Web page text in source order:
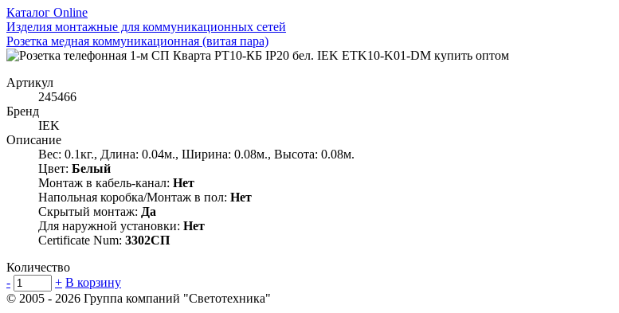
Каталог Online
Изделия монтажные для коммуникационных сетей
Розетка медная коммуникационная (витая пара)
Артикул
245466
Бренд
IEK
Описание
Вес: 0.1кг., Длина: 0.04м., Ширина: 0.08м., Высота: 0.08м.
Цвет: Белый
Монтаж в кабель-канал: Нет
Напольная коробка/Монтаж в пол: Нет
Скрытый монтаж: Да
Для наружной установки: Нет
Certificate Num: 3302СП
Количество
-
+ В корзину
© 2005 - 2026 Группа компаний "Светотехника"